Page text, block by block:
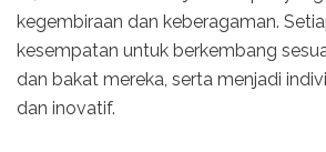
kegembiraan dan keberagaman.
kesempatan untuk berkembang
dan bakat mereka, serta menjadi
dan inovatif.